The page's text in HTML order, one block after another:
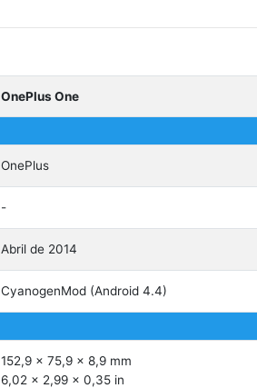
OnePlus One
OnePlus
-
Abril de 2014
CyanogenMod (Android 4.4)
152,9 x 75,9 x 8,9 mm
6,02 x 2,99 x 0,35 in